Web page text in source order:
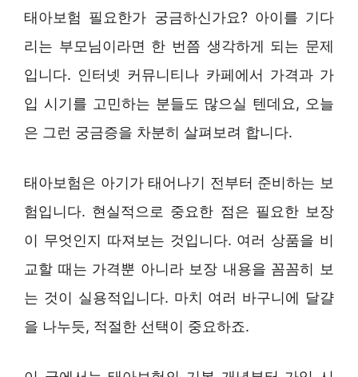
태아보험 필요한가 궁금하신가요? 아이를 기다
리는 부모님이라면 한 번쯤 생각하게 되는 문제
입니다. 인터넷 커뮤니티나 카페에서 가격과 가
입 시기를 고민하는 분들도 많으실 텐데요, 오늘
은 그런 궁금증을 차분히 살펴보려 합니다.
태아보험은 아기가 태어나기 전부터 준비하는 보
험입니다. 현실적으로 중요한 점은 필요한 보장
이 무엇인지 따져보는 것입니다. 여러 상품을 비
교할 때는 가격뿐 아니라 보장 내용을 꼼꼼히 보
는 것이 실용적입니다. 마치 여러 바구니에 달걀
을 나누듯, 적절한 선택이 중요하죠.